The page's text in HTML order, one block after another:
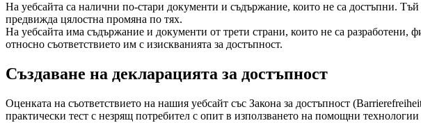
На уебсайта са налични по-стари документи и съдържание, които не са достъпни.
предвижда цялостна промяна по тях.
На уебсайта има съдържание и документи от трети страни, които не са
относно съответствието им с изискванията за достъпност.
Създаване на декларацията за достъпност
Оценката на съответствието на нашия уебсайт със Закона за достъпност
практически тест с незрящ потребител с опит в използването на помощни